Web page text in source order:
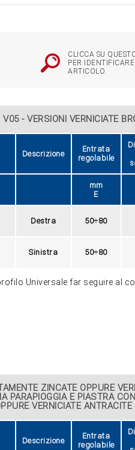
CLICCA SU
PER
ARTICOLO
V05 - VERSIONI VERNICIATE
Descrizione
Entrata
regolabile
mm
E
Destra 50÷80
Sinistra 50÷80
Universale far seguire al
ZINCATE OPPURE
PARAPIOGGIA E PIASTRA
VERNICIATE
Descrizione
Entrata
regolabile